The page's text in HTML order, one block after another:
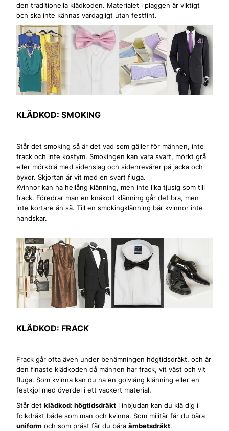
den traditionella klädkoden. Materialet i plaggen är viktigt
och ska inte kännas vardagligt utan festfint.
KLÄDKOD: SMOKING
Står det smoking så är det vad som gäller för männen, inte
frack och inte kostym. Smokingen kan vara svart, mörkt grå
eller mörkblå med sidenslag och sidenrevärer på jacka och
byxor. Skjortan är vit med en svart fluga.
Kvinnor kan ha hellång klänning, men inte lika tjusig som till
frack. Föredrar man en knäkort klänning går det bra, men
inte kortare än så. Till en smokingklänning bär kvinnor inte
handskar.
KLÄDKOD: FRACK
Frack går ofta även under benämningen högtidsdräkt, och är
den finaste klädkoden då männen har frack, vit väst och vit
fluga. Som kvinna kan du ha en golvlång klänning eller en
festkjol med överdel i ett vackert material.
Står det klädkod: högtidsdräkt i inbjudan kan du klä dig i
folkdräkt både som man och kvinna. Som militär får du bära
uniform och som präst får du bära ämbetsdräkt.